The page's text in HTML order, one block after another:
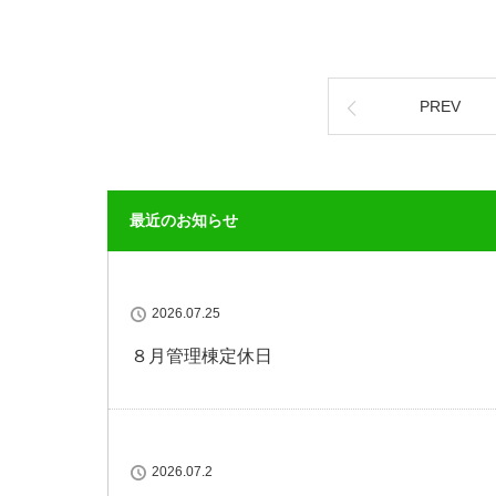
PREV
最近のお知らせ
2026.07.25
８月管理棟定休日
2026.07.2